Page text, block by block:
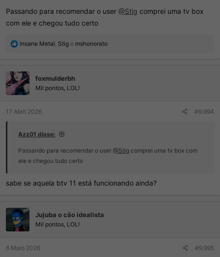
Passando para recomendar o user @Stig comprei uma tv box
com ele e chegou tudo certo
R
ç
õ
e
s
Insane Metal, Stig e mshonorato
foxmulderbh
Mil pontos, LOL!
17 Abril 2026 #9.994
Azz01 disse:
Passando para recomendar o user @Stig comprei uma tv box com
ele e chegou tudo certo
sabe se aquela btv 11 está funcionando ainda?
Jujuba o cão idealista
Mil pontos, LOL!
6 Maio 2026 #9.995